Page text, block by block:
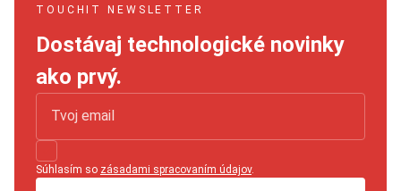
TOUCHIT NEWSLETTER
Dostávaj technologické novinky
ako prvý.
Súhlasím so zásadami spracovaním údajov.